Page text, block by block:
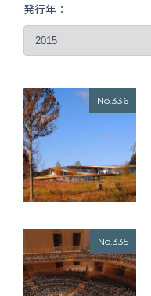
発行年：
No.336
No.335